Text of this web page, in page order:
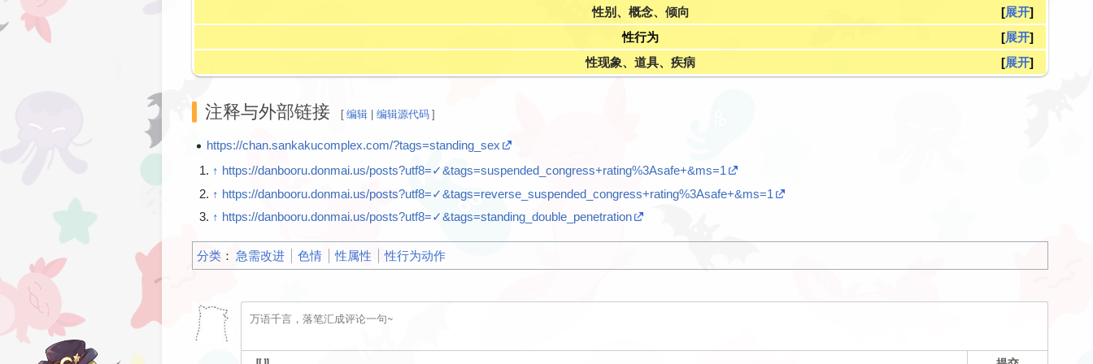
展开
性别、概念、倾向
展开
性行为
展开
性现象、道具、疾病
注释与外部链接 [ 编辑| 编辑源代码 ]
https://chan.sankakucomplex.com/?tags=standing_sex
↑ https://danbooru.donmai.us/posts?utf8=✓&tags=suspended_congress+rating%3Asafe+&ms=1
↑ https://danbooru.donmai.us/posts?utf8=✓&tags=reverse_suspended_congress+rating%3Asafe+&ms=1
↑ https://danbooru.donmai.us/posts?utf8=✓&tags=standing_double_penetration
分类：​ 急需改进 色情 性属性 性行为动作